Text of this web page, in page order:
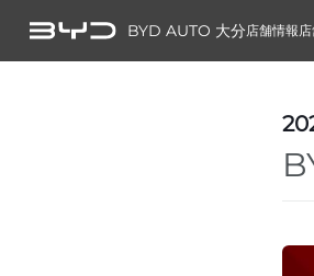
BYD AUTO 大分店舗情報